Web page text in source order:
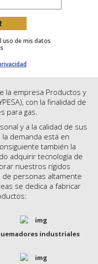
uso de mis datos
la empresa Productos y
con la finalidad de
para gas.
y a la calidad de sus
demanda está en
también la
adquirir tecnología de
nuestros rígidos
de personas altamente
se dedica a fabricar
industriales